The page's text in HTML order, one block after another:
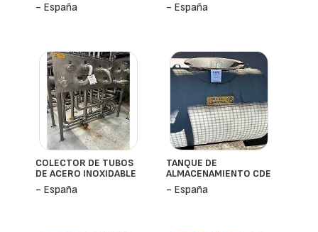
- España - España
COLECTOR DE TUBOS
DE ACERO INOXIDABLE
- España
TANQUE DE
ALMACENAMIENTO CDE
- España